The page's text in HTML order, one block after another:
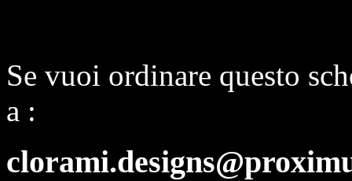
Se vuoi ordinare questo
a :